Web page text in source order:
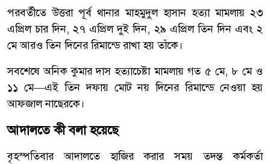
পরবর্তীতে উত্তরা পূর্ব থানার মাহমুদুল হাসান হত্যা মামলায় ২৩
এপ্রিল চার দিন, ২৭ এপ্রিল দুই দিন, ২৯ এপ্রিল তিন দিন এবং ২
মে আরও তিন দিনের রিমান্ডে রাখা হয় তাঁকে।
সবশেষে অনিক কুমার দাস হত্যাচেষ্টা মামলায় গত ৫ মে, ৮ মে ও
১১ মে—এই তিন দফায় মোট নয় দিনের রিমান্ডে নেওয়া হয়
আফজাল নাছেরকে।
আদালতে কী বলা হয়েছে
বৃহস্পতিবার আদালতে হাজির করার সময় তদন্ত কর্মকর্তা